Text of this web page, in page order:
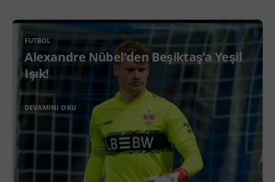
FUTBOL
Alexandre Nübel’den Beşiktaş’a Yeşil
Işık!
DEVAMINI OKU